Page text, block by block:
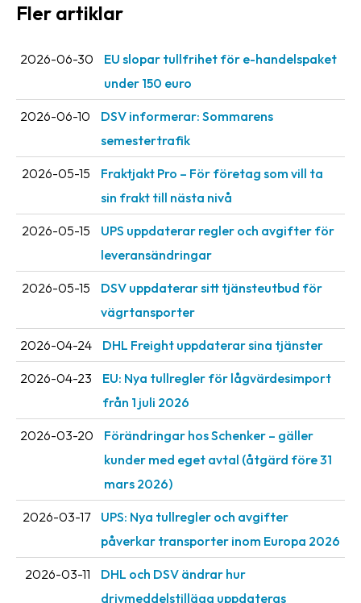
Upphämtningar
Nedladdningar
Streckkodsläsare
Kundtjänst
Om
Om
Fraktjakt
Pressrum
Medarbetare
Jobb
&
Kontakta
Villkor
Allmänna
villkor
Fler artiklar
2026-06-30
EU slopar tullfrihet för e-handelspaket
under 150 euro
2026-06-10
DSV informerar: Sommarens
semestertrafik
2026-05-15
Fraktjakt Pro – För företag som vill ta
sin frakt till nästa nivå
2026-05-15
UPS uppdaterar regler och avgifter för
leveransändringar
2026-05-15
DSV uppdaterar sitt tjänsteutbud för
vägrtansporter
2026-04-24 DHL Freight uppdaterar sina tjänster
2026-04-23
EU: Nya tullregler för låg­värdesimport
från 1 juli 2026
2026-03-20
Förändringar hos Schenker – gäller
kunder med eget avtal (åtgärd före 31
mars 2026)
2026-03-17
UPS: Nya tullregler och avgifter
påverkar transporter inom Europa 2026
2026-03-11
DHL och DSV ändrar hur
drivmeddelstillägg uppdateras